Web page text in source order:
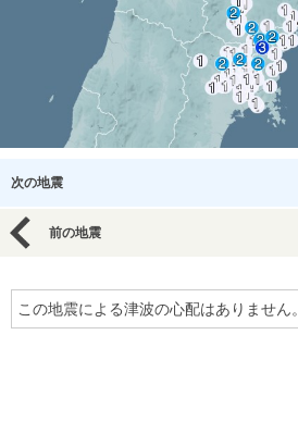
次の地震
前の地震
この地震による津波の心配はありません。